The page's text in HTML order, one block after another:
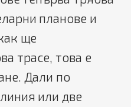
планове и
ще
трасе, това е
Дали по
или две